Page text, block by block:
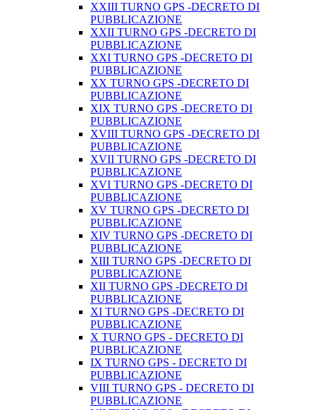
XXIII TURNO GPS -DECRETO DI
PUBBLICAZIONE
XXII TURNO GPS -DECRETO DI
PUBBLICAZIONE
XXI TURNO GPS -DECRETO DI
PUBBLICAZIONE
XX TURNO GPS -DECRETO DI
PUBBLICAZIONE
XIX TURNO GPS -DECRETO DI
PUBBLICAZIONE
XVIII TURNO GPS -DECRETO DI
PUBBLICAZIONE
XVII TURNO GPS -DECRETO DI
PUBBLICAZIONE
XVI TURNO GPS -DECRETO DI
PUBBLICAZIONE
XV TURNO GPS -DECRETO DI
PUBBLICAZIONE
XIV TURNO GPS -DECRETO DI
PUBBLICAZIONE
XIII TURNO GPS -DECRETO DI
PUBBLICAZIONE
XII TURNO GPS -DECRETO DI
PUBBLICAZIONE
XI TURNO GPS -DECRETO DI
PUBBLICAZIONE
X TURNO GPS - DECRETO DI
PUBBLICAZIONE
IX TURNO GPS - DECRETO DI
PUBBLICAZIONE
VIII TURNO GPS - DECRETO DI
PUBBLICAZIONE